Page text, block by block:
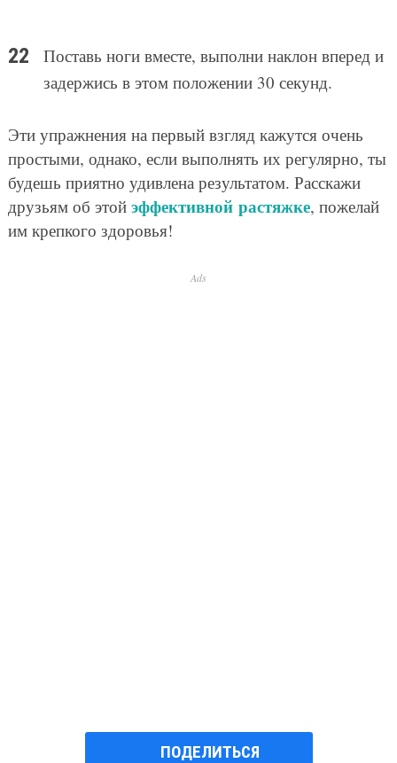
Поставь ноги вместе, выполни наклон вперед и
задержись в этом положении 30 секунд.
Эти упражнения на первый взгляд кажутся очень
простыми, однако, если выполнять их регулярно, ты
будешь приятно удивлена результатом. Расскажи
друзьям об этой эффективной растяжке, пожелай
им крепкого здоровья!
Ads
ПОДЕЛИТЬСЯ